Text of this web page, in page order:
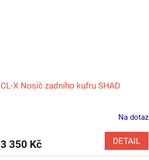
CL‑X Nosič zadního kufru SHAD
Na dotaz
3 350 Kč DETAIL